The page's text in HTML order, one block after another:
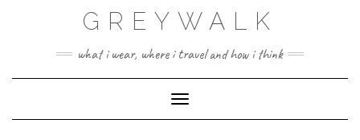
GREYWALK
what i wear, where i travel and how i think
Toggle Navigation